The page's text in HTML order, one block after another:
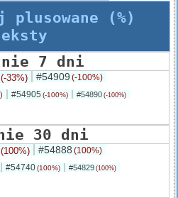
plusowane (%)
7 dni
(-33%) #54909 (-100%)
#54905 (-100%) #54890 (-100%)
30 dni
(100%) #54888 (100%)
#54740(100%) #54829 (100%)